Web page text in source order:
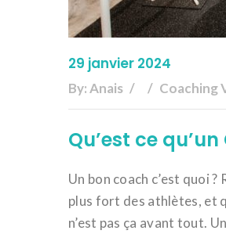
29 janvier 2024
By:Anais Coaching
Qu’est ce
Un bon coach c’est quoi
plus fort des athlètes, et
n’est pas ça avant tout.